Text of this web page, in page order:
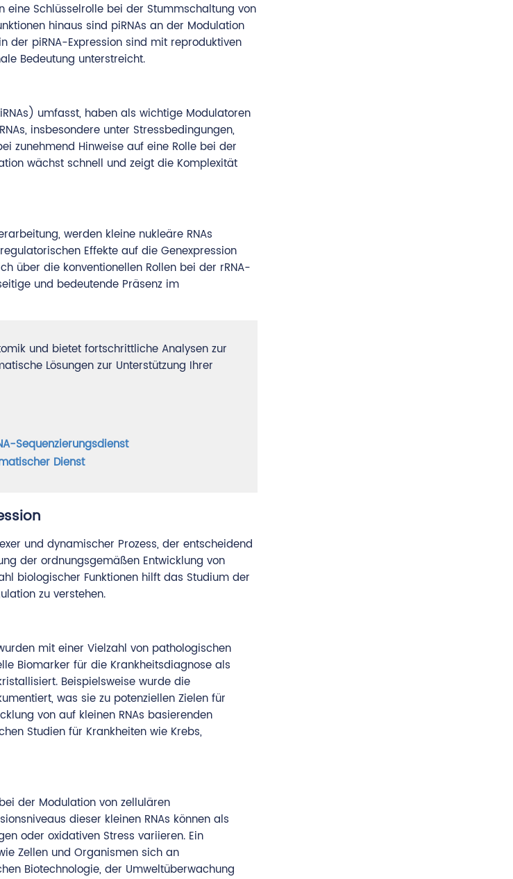
eine Schlüsselrolle bei der Stummschaltung von
hinaus sind piRNAs an der Modulation
der piRNA-Expression sind mit reproduktiven
Bedeutung unterstreicht.
umfasst, haben als wichtige Modulatoren
insbesondere unter Stressbedingungen,
zunehmend Hinweise auf eine Rolle bei der
wächst schnell und zeigt die Komplexität
werden kleine nukleäre RNAs
Effekte auf die Genexpression
über die konventionellen Rollen bei der rRNA-
und bedeutende Präsenz im
und bietet fortschrittliche Analysen zur
Lösungen zur Unterstützung Ihrer
Sequenzierungsdienst
Dienst
und dynamischer Prozess, der entscheidend
der ordnungsgemäßen Entwicklung von
biologischer Funktionen hilft das Studium der
zu verstehen.
mit einer Vielzahl von pathologischen
Biomarker für die Krankheitsdiagnose als
Beispielsweise wurde die
was sie zu potenziellen Zielen für
von auf kleinen RNAs basierenden
Studien für Krankheiten wie Krebs,
der Modulation von zellulären
dieser kleinen RNAs können als
oder oxidativen Stress variieren. Ein
Zellen und Organismen sich an
Biotechnologie, der Umweltüberwachung